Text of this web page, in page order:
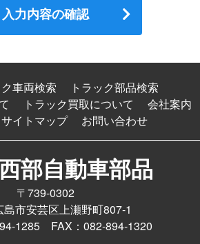
ク車両検索
トラック部品検索
トラック買取について
会社案内
サイトマップ お問い合わせ
部自動車部品
〒739-0302
島市安芸区上瀬野町807-1
1285 FAX：082-894-1320